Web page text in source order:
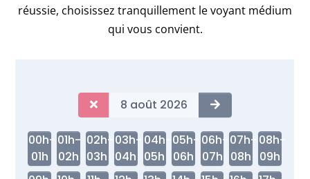
réussie, choisissez tranquillement le voyant médium
qui vous convient.